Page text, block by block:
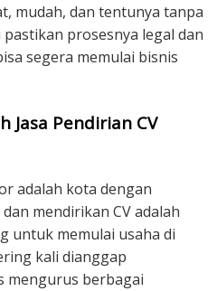
mudah, dan tentunya tanpa
prosesnya legal dan
segera memulai bisnis
Jasa Pendirian CV
adalah kota dengan
mendirikan CV adalah
untuk memulai usaha di
kali dianggap
mengurus berbagai